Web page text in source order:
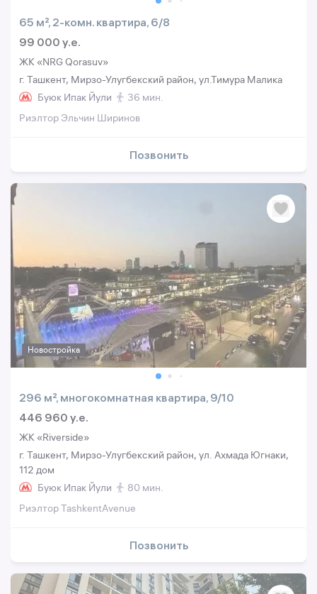
65 м², 2-комн. квартира, 6/8
99 000 y.e.
ЖК «NRG Qorasuv»
г. Ташкент, Мирзо-Улугбекский район, ул.Тимура Малика
Буюк Ипак Йули
36 мин.
Риэлтор Эльчин Ширинов
Позвонить
Новостройка
296 м², многокомнатная квартира, 9/10
446 960 y.e.
ЖК «Riverside»
г. Ташкент, Мирзо-Улугбекский район, ул. Ахмада Югнаки,
112 дом
Буюк Ипак Йули
80 мин.
Риэлтор TashkentAvenue
Позвонить